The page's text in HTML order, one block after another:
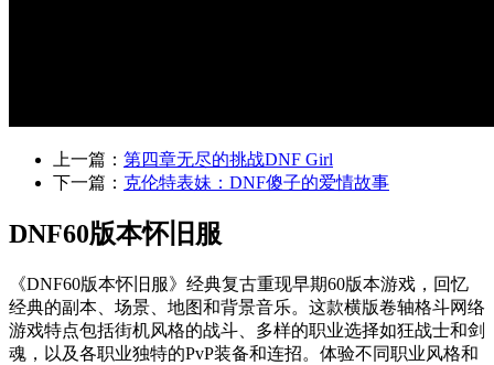
上一篇： 第四章无尽的挑战DNF Girl
下一篇： 克伦特表妹：DNF傻子的爱情故事
DNF60版本怀旧服
《DNF60版本怀旧服》经典复古重现早期60版本游戏，回忆
经典的副本、场景、地图和背景音乐。这款横版卷轴格斗网络
游戏特点包括街机风格的战斗、多样的职业选择如狂战士和剑
魂，以及各职业独特的PvP装备和连招。体验不同职业风格和